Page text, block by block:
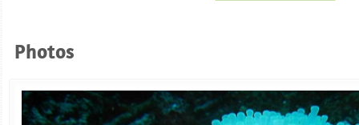
Photos